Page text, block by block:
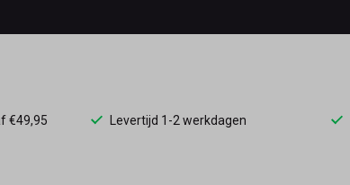
€49,95 Levertijd 1-2 werkdagen